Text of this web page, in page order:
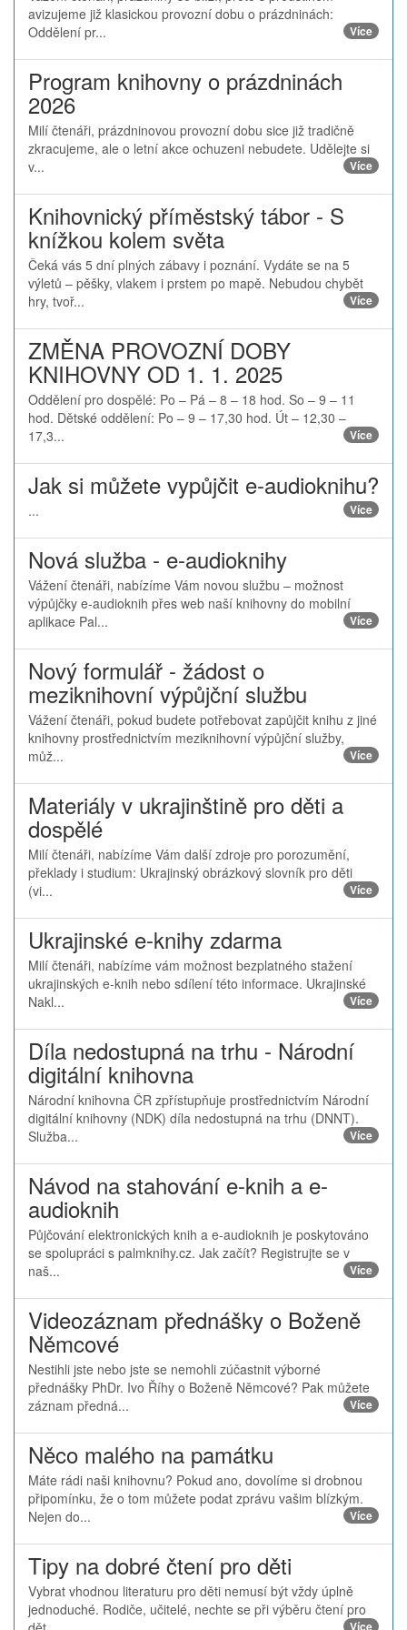
avizujeme již klasickou provozní dobu o prázdninách:
Oddělení pr...
Více
Program knihovny o prázdninách
2026
Milí čtenáři, prázdninovou provozní dobu sice již tradičně
zkracujeme, ale o letní akce ochuzeni nebudete. Udělejte si
v...
Více
Knihovnický příměstský tábor - S
knížkou kolem světa
Čeká vás 5 dní plných zábavy i poznání. Vydáte se na 5
výletů – pěšky, vlakem i prstem po mapě. Nebudou chybět
hry, tvoř...
Více
ZMĚNA PROVOZNÍ DOBY
KNIHOVNY OD 1. 1. 2025
Oddělení pro dospělé: Po – Pá – 8 – 18 hod. So – 9 – 11
hod. Dětské oddělení: Po – 9 – 17,30 hod. Út – 12,30 –
17,3...
Více
Jak si můžete vypůjčit e-audioknihu?
... Více
Nová služba - e-audioknihy
Vážení čtenáři, nabízíme Vám novou službu – možnost
výpůjčky e-audioknih přes web naší knihovny do mobilní
aplikace Pal...
Více
Nový formulář - žádost o
meziknihovní výpůjční službu
Vážení čtenáři, pokud budete potřebovat zapůjčit knihu z jiné
knihovny prostřednictvím meziknihovní výpůjční služby,
můž...
Více
Materiály v ukrajinštině pro děti a
dospělé
Milí čtenáři, nabízíme Vám další zdroje pro porozumění,
překlady i studium: Ukrajinský obrázkový slovník pro děti
(vi...
Více
Ukrajinské e-knihy zdarma
Milí čtenáři, nabízíme vám možnost bezplatného stažení
ukrajinských e-knih nebo sdílení této informace. Ukrajinské
Nakl...
Více
Díla nedostupná na trhu - Národní
digitální knihovna
Národní knihovna ČR zpřístupňuje prostřednictvím Národní
digitální knihovny (NDK) díla nedostupná na trhu (DNNT).
Služba...
Více
Návod na stahování e-knih a e-
audioknih
Půjčování elektronických knih a e-audioknih je poskytováno
se spolupráci s palmknihy.cz. Jak začít? Registrujte se v
naš...
Více
Videozáznam přednášky o Boženě
Němcové
Nestihli jste nebo jste se nemohli zúčastnit výborné
přednášky PhDr. Ivo Říhy o Boženě Němcové? Pak můžete
záznam předná...
Více
Něco malého na památku
Máte rádi naši knihovnu? Pokud ano, dovolíme si drobnou
připomínku, že o tom můžete podat zprávu vašim blízkým.
Nejen do...
Více
Tipy na dobré čtení pro děti
Vybrat vhodnou literaturu pro děti nemusí být vždy úplně
jednoduché. Rodiče, učitelé, nechte se při výběru čtení pro
Více